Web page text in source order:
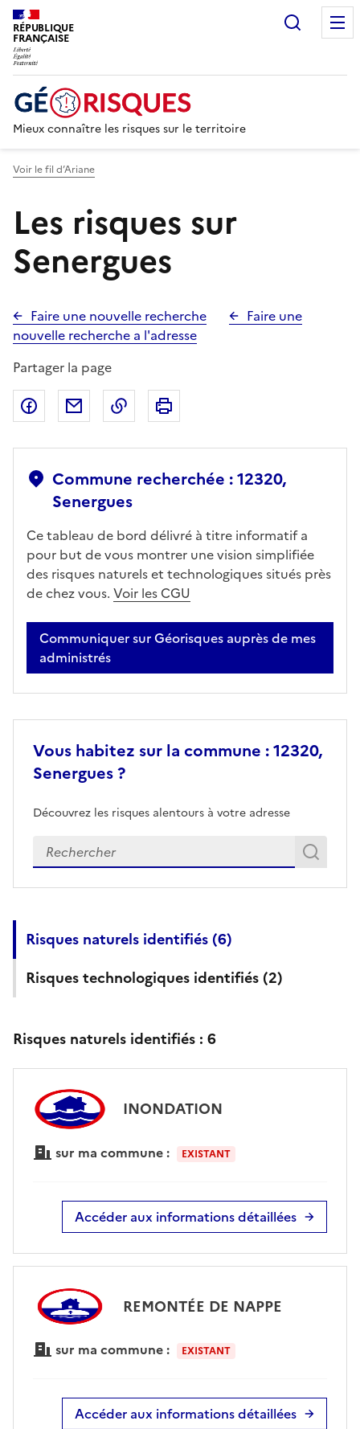
RÉPUBLIQUE
FRANÇAISE
Mieux connaître les risques sur le territoire
Voir le fil d’Ariane
Les risques sur
Senergues
Faire une nouvelle recherche
Faire une
nouvelle recherche a l'adresse
Partager la page
Partager sur Facebook
Partager par emailCopier dans le presse-papier
Commune recherchée : 12320,
Senergues
Ce tableau de bord délivré à titre informatif a
pour but de vous montrer une vision simplifiée
des risques naturels et technologiques situés près
de chez vous. Voir les CGU
Communiquer sur Géorisques auprès de mes
administrés
Vous habitez sur la commune : 12320,
Senergues ?
Découvrez les risques alentours à votre adresse
Veuillez renseigner votre adresse exacte
Risques naturels identifiés (6)
Risques technologiques identifiés (2)
Risques naturels identifiés : 6
INONDATION
sur ma commune : EXISTANT
Accéder aux informations détaillées
REMONTÉE DE NAPPE
sur ma commune : EXISTANT
Accéder aux informations détaillées